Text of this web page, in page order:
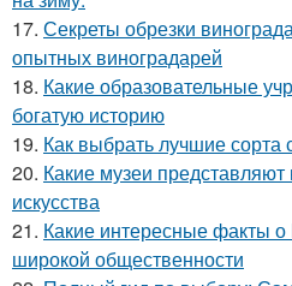
17. Секреты обрезки
опытных виноградарей
18. Какие образовательные
богатую историю
19. Как выбрать лучшие сорта
20. Какие музеи
искусства
21. Какие интересные факты
широкой общественности